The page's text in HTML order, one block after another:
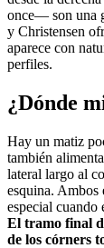
once— son una
y Christensen
aparece con
perfiles.
¿Dónde
Hay un matiz
también
lateral largo al
esquina. Ambos
especial cuando
El tramo final
de los córners